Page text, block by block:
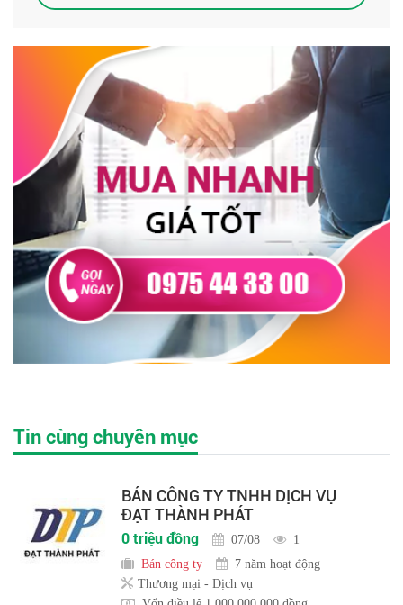
Tin cùng chuyên mục
BÁN CÔNG TY TNHH DỊCH VỤ
ĐẠT THÀNH PHÁT
0 triệu đồng 07/08
1
Bán công ty
7 năm hoạt động
Thương mại - Dịch vụ